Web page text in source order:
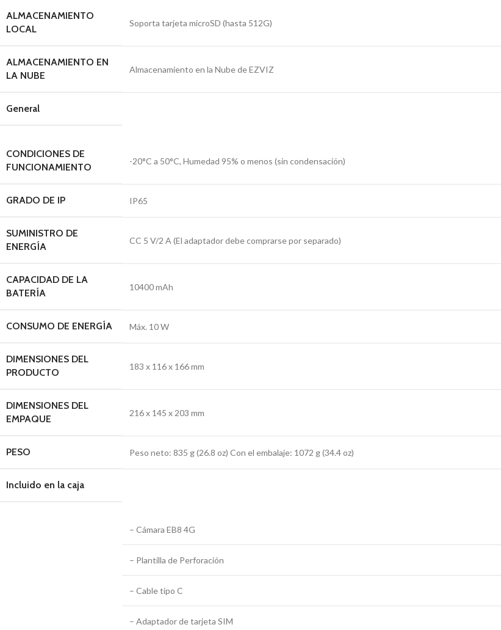
ALMACENAMIENTO
LOCAL
Soporta tarjeta microSD (hasta 512G)
ALMACENAMIENTO EN
LA NUBE
Almacenamiento en la Nube de EZVIZ
General
CONDICIONES DE
FUNCIONAMIENTO
-20°C a 50°C, Humedad 95% o menos (sin condensación)
GRADO DE IP IP65
SUMINISTRO DE
ENERGÍA
CC 5 V/2 A (El adaptador debe comprarse por separado)
CAPACIDAD DE LA
BATERÍA
10400 mAh
CONSUMO DE ENERGÍA Máx. 10 W
DIMENSIONES DEL
PRODUCTO
183 x 116 x 166 mm
DIMENSIONES DEL
EMPAQUE
216 x 145 x 203 mm
PESO Peso neto: 835 g (26.8 oz) Con el embalaje: 1072 g (34.4 oz)
Incluido en la caja
– Cámara EB8 4G
– Plantilla de Perforación
– Cable tipo C
– Adaptador de tarjeta SIM